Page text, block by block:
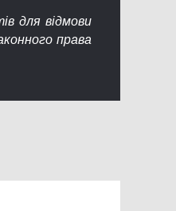
для відмови
права